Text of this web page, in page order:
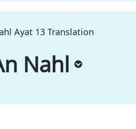
Ayat 13 Translation
Nahl